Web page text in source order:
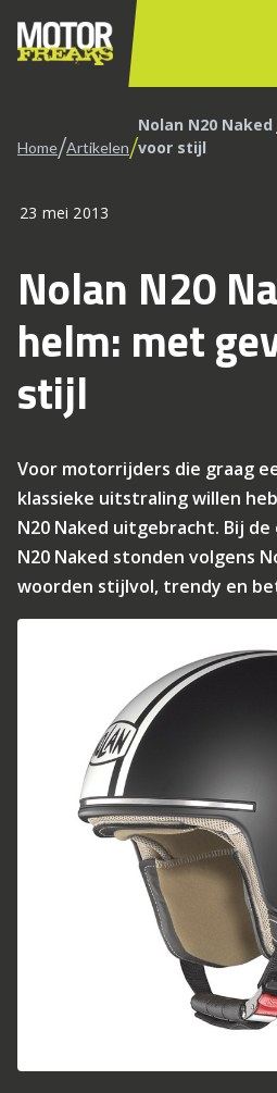
Home/Artikelen/Nolan N20
voor stijl
23 mei 2013
Nolan N20
helm: met
stijl
Voor motorrijders die graag
klassieke uitstraling willen
N20 Naked uitgebracht. Bij
N20 Naked stonden volgens
woorden stijlvol, trendy en